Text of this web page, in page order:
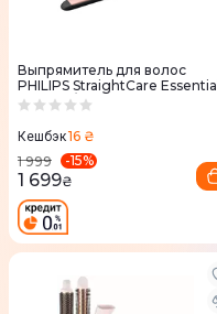
Выпрямитель для волос
PHILIPS StraightCare Essential
BHS378/00
Кешбэк16 ₴
1 999
-15%
1 699₴